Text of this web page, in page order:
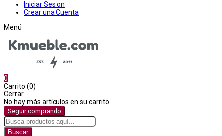
Iniciar Sesion
Crear una Cuenta
Menú
0
Carrito (0)
Cerrar
No hay más artículos en su carrito
Seguir comprando
Buscar